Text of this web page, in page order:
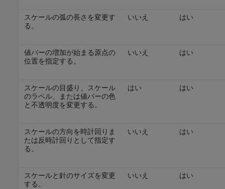
スケールの弧の長さを変更す
る。
いいえ はい
値バーの増加が始まる原点の
位置を指定する。
いいえ はい
スケールの目盛り、スケール
のラベル、または値バーの色
と不透明度を変更する。
はい はい
スケールの方向を時計回りま
たは反時計回りとして指定す
る。
いいえ はい
スケールと針のサイズを変更
する。
いいえ はい